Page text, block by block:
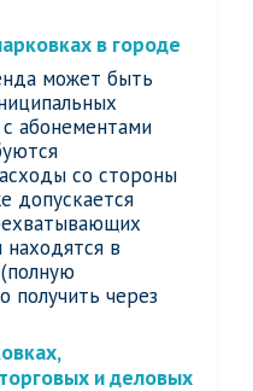
в городе
может быть
абонементами
со стороны
допускается
находятся в
через
и деловых